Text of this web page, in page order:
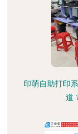
印萌自助打印
道